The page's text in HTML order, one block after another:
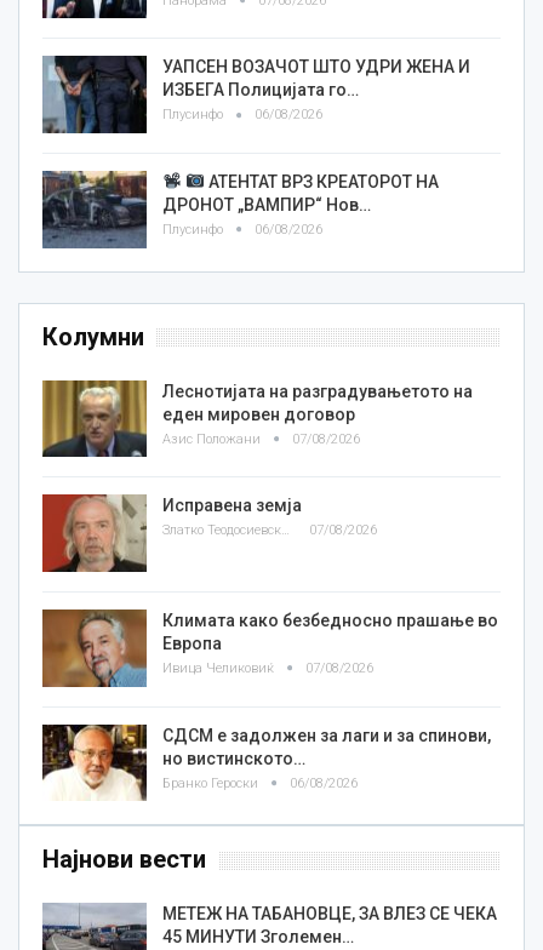
УАПСЕН ВОЗАЧОТ ШТО УДРИ ЖЕНА И
ИЗБЕГА Полицијата го…
Плусинфо 06/08/2026
АТЕНТАТ ВРЗ КРЕАТОРОТ НА
ДРОНОТ „ВАМПИР“ Нов…
Плусинфо 06/08/2026
Колумни
Леснотијата на разградувањетото на
еден мировен договор
Азис Положани 07/08/2026
Исправена земја
Златко Теодосиевски 07/08/2026
Климата како безбедносно прашање во
Европа
Ивица Челиковиќ 07/08/2026
СДСМ е задолжен за лаги и за спинови,
но вистинското…
Бранко Героски 06/08/2026
Најнови вести
МЕТЕЖ НА ТАБАНОВЦЕ, ЗА ВЛЕЗ СЕ ЧЕКА
45 МИНУТИ Зголемен…